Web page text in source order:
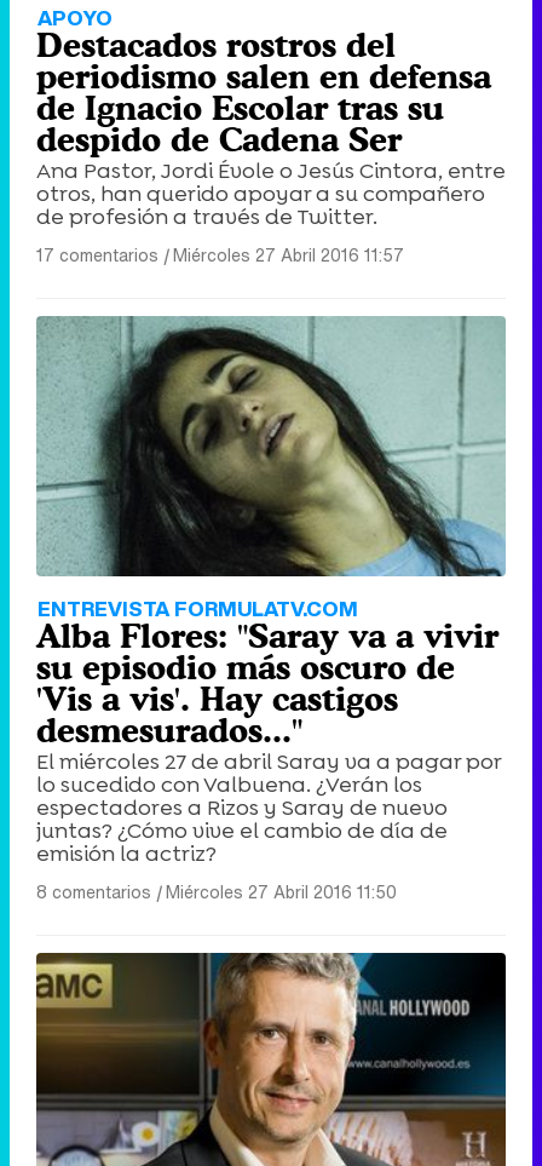
APOYO
Destacados rostros del
periodismo salen en defensa
de Ignacio Escolar tras su
despido de Cadena Ser
Ana Pastor, Jordi Évole o Jesús Cintora, entre
otros, han querido apoyar a su compañero
de profesión a través de Twitter.
17 comentarios |Miércoles 27 Abril 2016 11:57
ENTREVISTA FORMULATV.COM
Alba Flores: "Saray va a vivir
su episodio más oscuro de
'Vis a vis'. Hay castigos
desmesurados..."
El miércoles 27 de abril Saray va a pagar por
lo sucedido con Valbuena. ¿Verán los
espectadores a Rizos y Saray de nuevo
juntas? ¿Cómo vive el cambio de día de
emisión la actriz?
8 comentarios |Miércoles 27 Abril 2016 11:50